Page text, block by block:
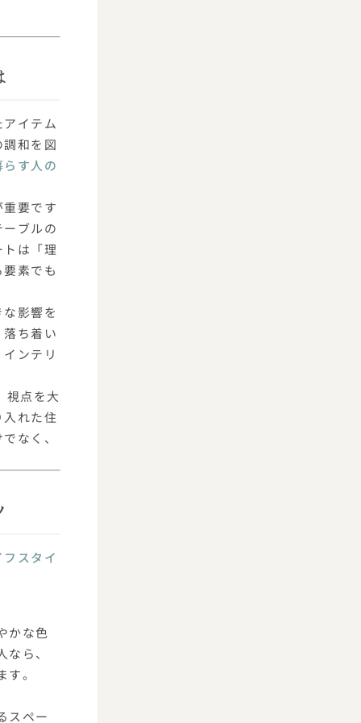
イテム
和を図
らす人の
要です
ブルの
は「理
素でも
影響を
ち着い
ンテリ
視点を大
れた住
なく、
スタイ
かな色
ら、
。
スペー